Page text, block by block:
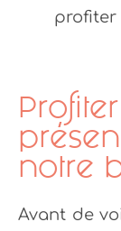
profiter
notre
Avant de